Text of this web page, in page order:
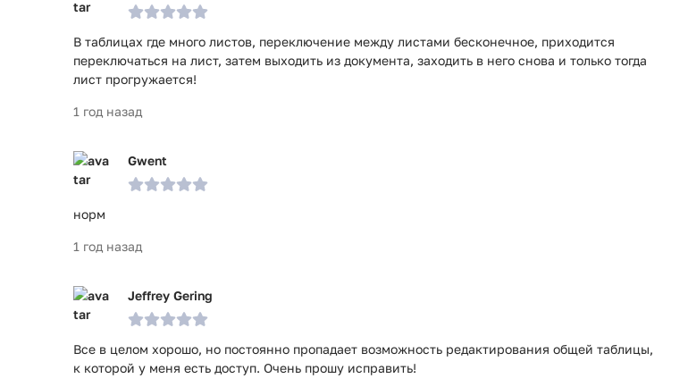
В таблицах где много листов, переключение между листами бесконечное, приходится
переключаться на лист, затем выходить из документа, заходить в него снова и только тогда
лист прогружается!
1 год назад
Gwent
норм
1 год назад
Jeffrey Gering
Все в целом хорошо, но постоянно пропадает возможность редактирования общей таблицы,
к которой у меня есть доступ. Очень прошу исправить!